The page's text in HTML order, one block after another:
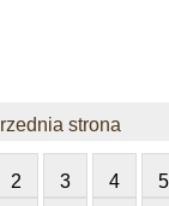
strona
2 3 4 5